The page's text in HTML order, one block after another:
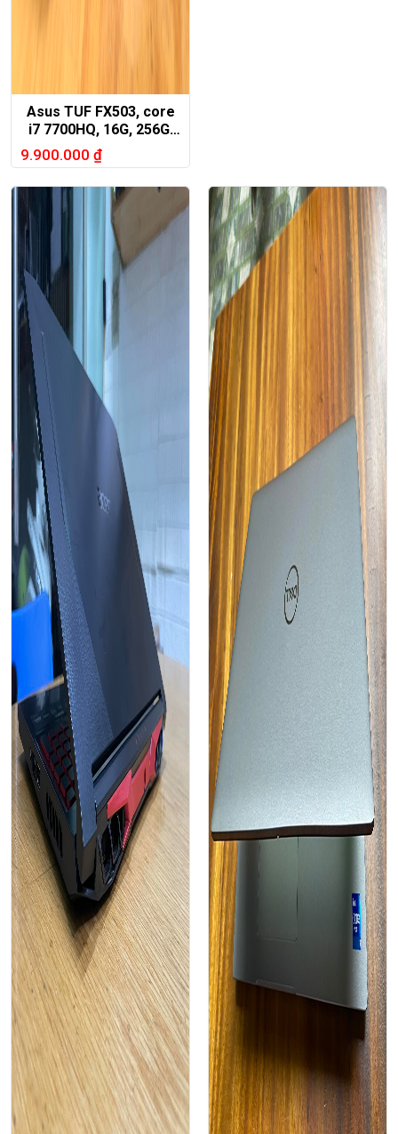
Asus TUF FX503, core
i7 7700HQ, 16G, 256G,
GTX1050.
9.900.000 ₫